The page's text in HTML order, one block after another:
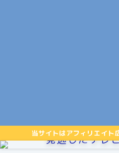
当サイトはアフィリエイト
見逃したテレ